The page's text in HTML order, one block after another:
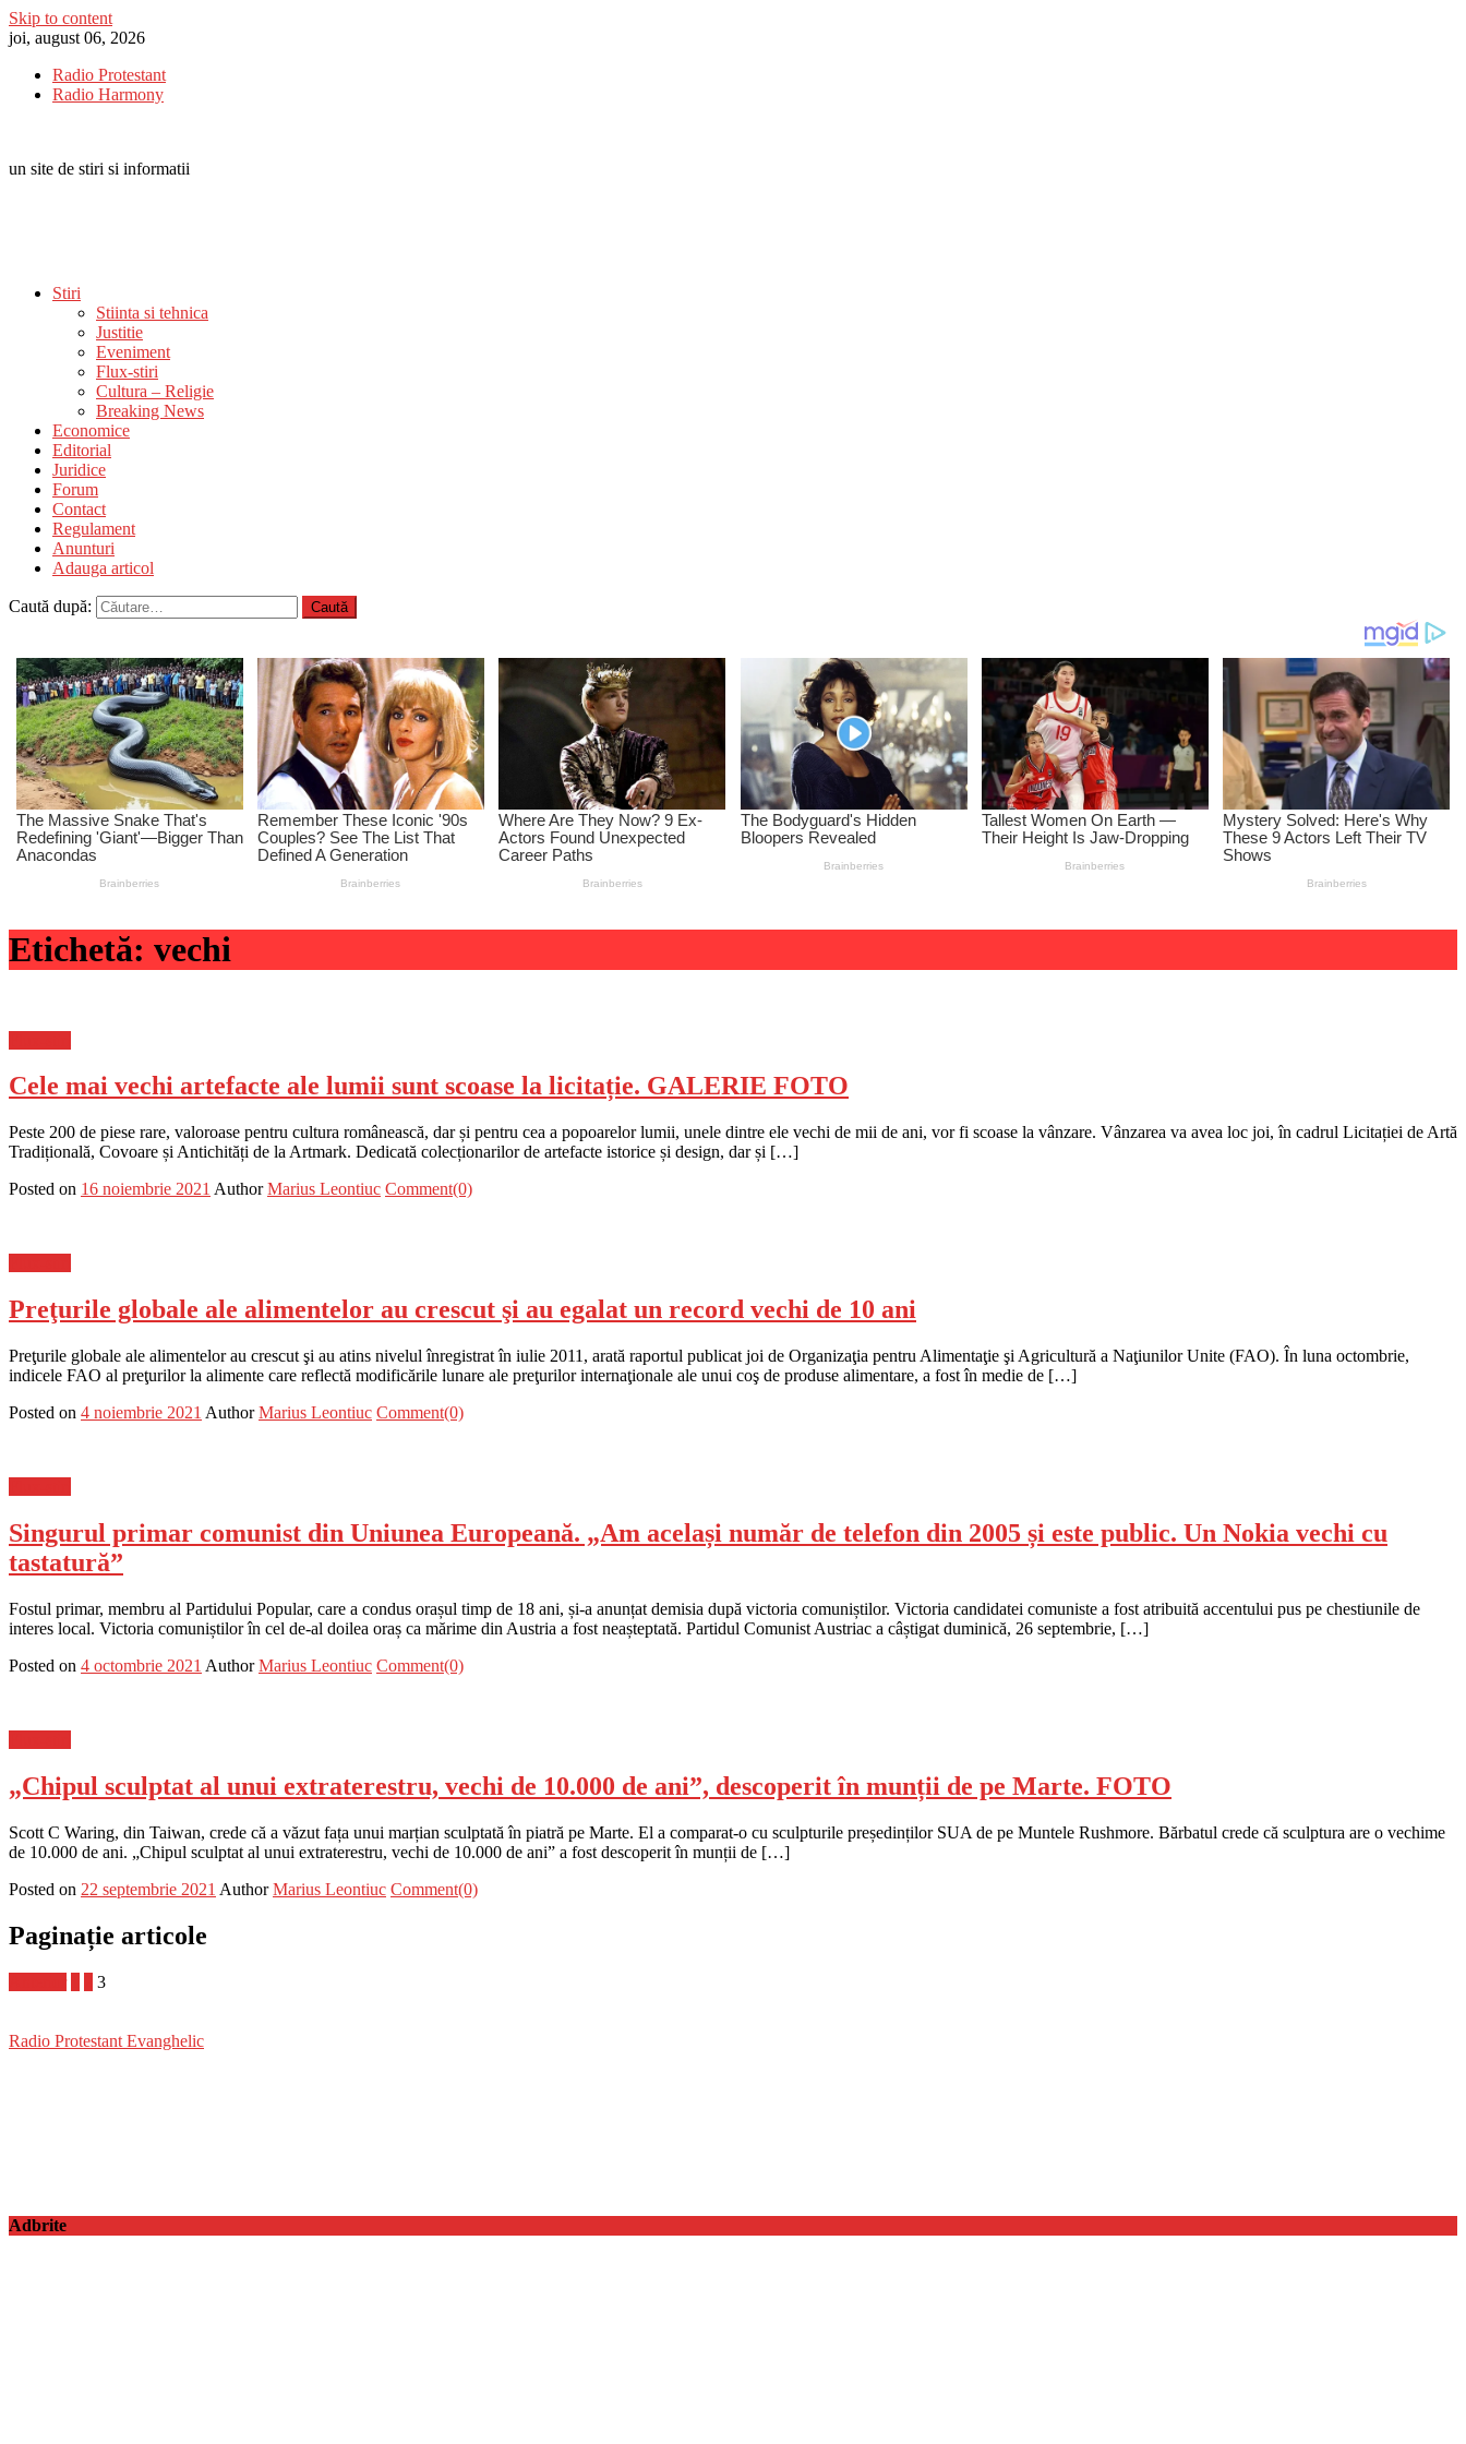
Skip to content
joi, august 06, 2026
Radio Protestant
Radio Harmony
un site de stiri si informatii
Stiri
Stiinta si tehnica
Justitie
Eveniment
Flux-stiri
Cultura – Religie
Breaking News
Economice
Editorial
Juridice
Forum
Contact
Regulament
Anunturi
Adauga articol
Caută după:
Etichetă: vechi
Cele mai vechi artefacte ale lumii sunt scoase la licitație. GALERIE FOTO
Peste 200 de piese rare, valoroase pentru cultura românească, dar și pentru cea a popoarelor lumii, unele dintre ele vechi de mii de ani, vor fi scoase la vânzare. Vânzarea va avea loc joi, în cadrul Licitației de Artă
Tradițională, Covoare și Antichități de la Artmark. Dedicată colecționarilor de artefacte istorice și design, dar și […]
Posted on 16 noiembrie 2021 Author Marius Leontiuc Comment(0)
Preţurile globale ale alimentelor au crescut şi au egalat un record vechi de 10 ani
Preţurile globale ale alimentelor au crescut şi au atins nivelul înregistrat în iulie 2011, arată raportul publicat joi de Organizaţia pentru Alimentaţie şi Agricultură a Naţiunilor Unite (FAO). În luna octombrie,
indicele FAO al preţurilor la alimente care reflectă modificările lunare ale preţurilor internaţionale ale unui coş de produse alimentare, a fost în medie de […]
Posted on 4 noiembrie 2021 Author Marius Leontiuc Comment(0)
Singurul primar comunist din Uniunea Europeană. „Am același număr de telefon din 2005 și este public. Un Nokia vechi cu
tastatură”
Fostul primar, membru al Partidului Popular, care a condus orașul timp de 18 ani, și-a anunțat demisia după victoria comuniștilor. Victoria candidatei comuniste a fost atribuită accentului pus pe chestiunile de
interes local. Victoria comuniștilor în cel de-al doilea oraș ca mărime din Austria a fost neașteptată. Partidul Comunist Austriac a câștigat duminică, 26 septembrie, […]
Posted on 4 octombrie 2021 Author Marius Leontiuc Comment(0)
„Chipul sculptat al unui extraterestru, vechi de 10.000 de ani”, descoperit în munții de pe Marte. FOTO
Scott C Waring, din Taiwan, crede că a văzut fața unui marțian sculptată în piatră pe Marte. El a comparat-o cu sculpturile președinților SUA de pe Muntele Rushmore. Bărbatul crede că sculptura are o vechime
de 10.000 de ani. „Chipul sculptat al unui extraterestru, vechi de 10.000 de ani” a fost descoperit în munții de […]
Posted on 22 septembrie 2021 Author Marius Leontiuc Comment(0)
Paginație articole
3
Radio Protestant Evanghelic
Adbrite